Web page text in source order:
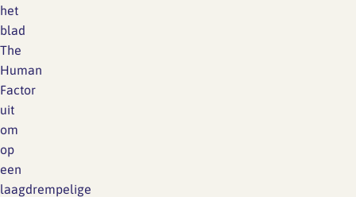
het
blad
The
Human
Factor
uit
om
op
een
laagdrempelige